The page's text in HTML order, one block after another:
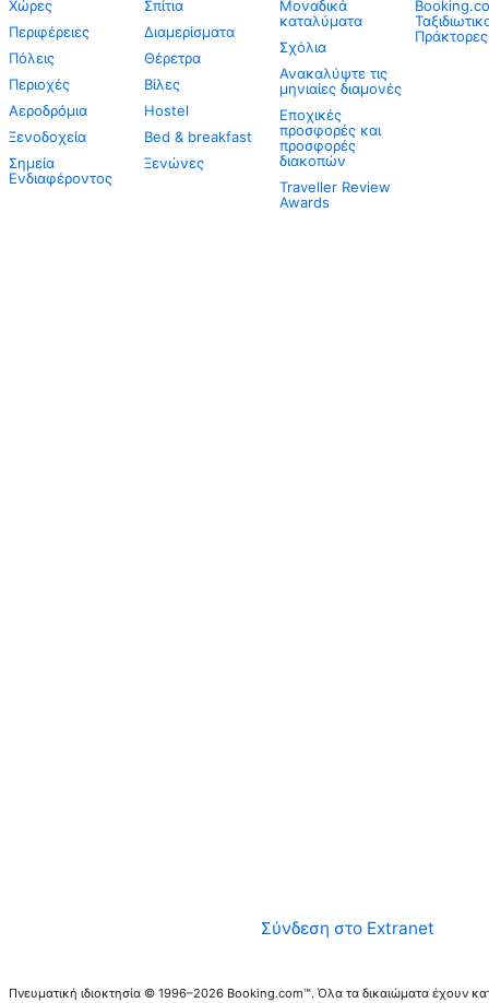
Χώρες
Περιφέρειες
Πόλεις
Περιοχές
Αεροδρόμια
Ξενοδοχεία
Σημεία
Ενδιαφέροντος
Σπίτια
Διαμερίσματα
Θέρετρα
Βίλες
Hostel
Bed & breakfast
Ξενώνες
Μοναδικά
καταλύματα
Σχόλια
Ανακαλύψτε τις
μηνιαίες διαμονές
Εποχικές
προσφορές και
προσφορές
διακοπών
Traveller Review
Awards
Πράκτορες
Σύνδεση στο Extranet
Πνευματική ιδιοκτησία © 1996–2026 Booking.com™. Όλα τα δικαιώματα έχουν